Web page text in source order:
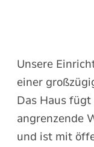
Unsere
einer
Das Haus
angrenzende
und ist mit